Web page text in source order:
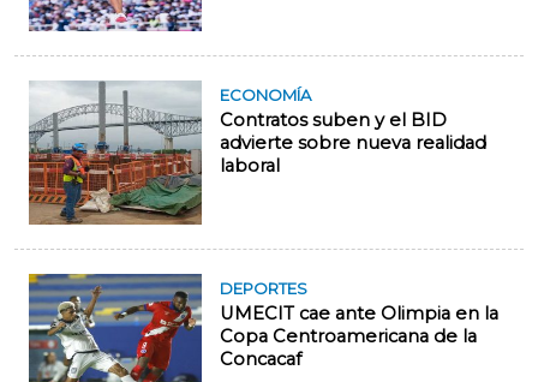
ECONOMÍA
Contratos suben y el BID
advierte sobre nueva realidad
laboral
DEPORTES
UMECIT cae ante Olimpia en la
Copa Centroamericana de la
Concacaf